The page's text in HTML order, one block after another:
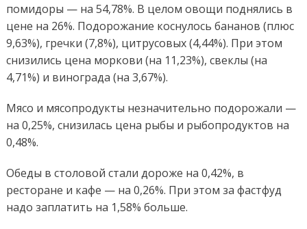
помидоры — на 54,78%. В целом овощи поднялись в
цене на 26%. Подорожание коснулось бананов (плюс
9,63%), гречки (7,8%), цитрусовых (4,44%). При этом
снизились цена моркови (на 11,23%), свеклы (на
4,71%) и винограда (на 3,67%).
Мясо и мясопродукты незначительно подорожали —
на 0,25%, снизилась цена рыбы и рыбопродуктов на
0,48%.
Обеды в столовой стали дороже на 0,42%, в
ресторане и кафе — на 0,26%. При этом за фастфуд
надо заплатить на 1,58% больше.